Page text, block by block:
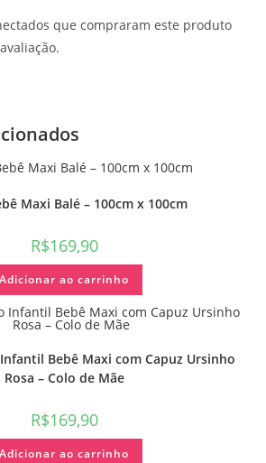
que compraram este produto
Maxi Balé – 100cm x 100cm
R$169,90
Adicionar ao carrinho
Bebê Maxi com Capuz Ursinho
Rosa – Colo de Mãe
R$169,90
Adicionar ao carrinho